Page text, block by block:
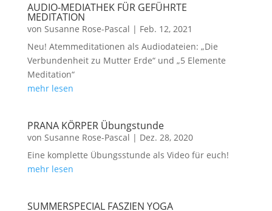
AUDIO-MEDIATHEK FÜR GEFÜHRTE
MEDITATION
von Susanne Rose-Pascal | Feb. 12, 2021
Neu! Atemmeditationen als Audiodateien: „Die
Verbundenheit zu Mutter Erde“ und „5 Elemente
Meditation“
mehr lesen
PRANA KÖRPER Übungstunde
von Susanne Rose-Pascal | Dez. 28, 2020
Eine komplette Übungsstunde als Video für euch!
mehr lesen
SUMMERSPECIAL FASZIEN YOGA